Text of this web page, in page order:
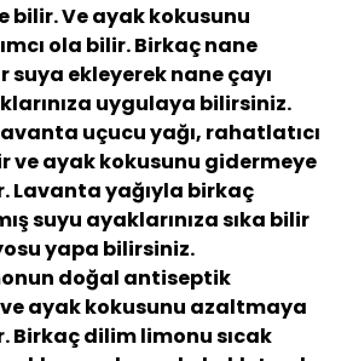
bilir. Ve ayak kokusunu
ola bilir. Birkaç nane
suya ekleyerek nane çayı
uygulaya bilirsiniz.
uçucu yağı, rahatlatıcı
ve ayak kokusunu gidermeye
Lavanta yağıyla birkaç
suyu ayaklarınıza sıka bilir
yapa bilirsiniz.
doğal antiseptik
ayak kokusunu azaltmaya
Birkaç dilim limonu sıcak